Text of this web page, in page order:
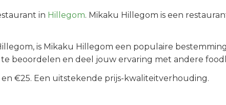
in Hillegom. Mikaku Hillegom is een
, is Mikaku Hillegom een populaire
beoordelen en deel jouw ervaring met andere
€25. Een uitstekende prijs-kwaliteitverhouding.